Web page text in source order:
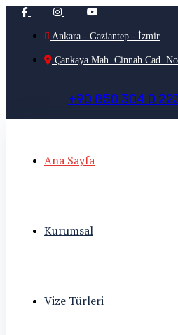
Ankara - Gaziantep - İzmir
Çankaya Mah. Cinnah Cad.
+90 850 304 0 22
Ana Sayfa
Kurumsal
Vize Türleri